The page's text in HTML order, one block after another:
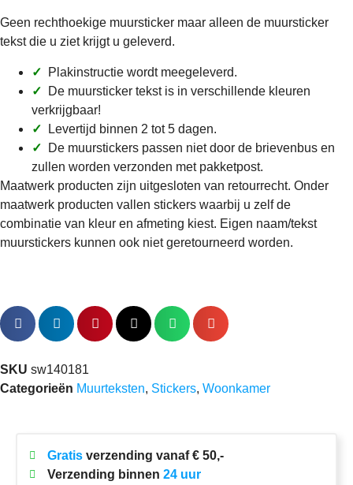
Geen rechthoekige muursticker maar alleen de muursticker
tekst die u ziet krijgt u geleverd.
✓ Plakinstructie wordt meegeleverd.
✓ De muursticker tekst is in verschillende kleuren
verkrijgbaar!
✓ Levertijd binnen 2 tot 5 dagen.
✓ De muurstickers passen niet door de brievenbus en
zullen worden verzonden met pakketpost.
Maatwerk producten zijn uitgesloten van retourrecht. Onder
maatwerk producten vallen stickers waarbij u zelf de
combinatie van kleur en afmeting kiest. Eigen naam/tekst
muurstickers kunnen ook niet geretourneerd worden.
SKU sw140181
Categorieën Muurteksten, Stickers, Woonkamer
Gratisverzending vanaf € 50,-
Verzending binnen 24 uur